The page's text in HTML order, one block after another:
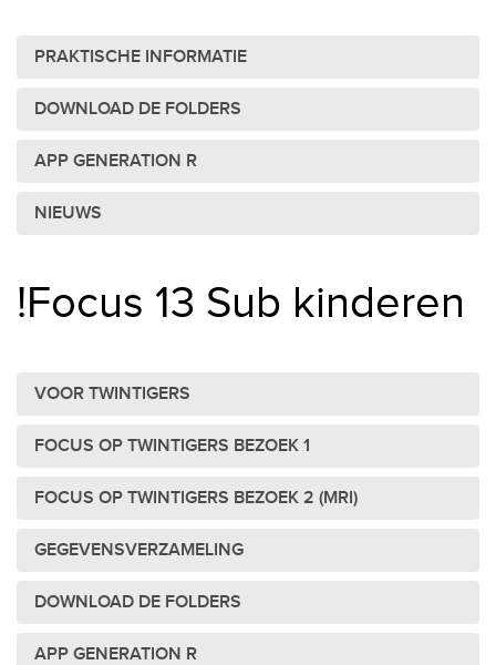
PRAKTISCHE INFORMATIE
DOWNLOAD DE FOLDERS
APP GENERATION R
NIEUWS
!Focus 13 Sub kinderen
VOOR TWINTIGERS
FOCUS OP TWINTIGERS BEZOEK 1
FOCUS OP TWINTIGERS BEZOEK 2 (MRI)
GEGEVENSVERZAMELING
DOWNLOAD DE FOLDERS
APP GENERATION R